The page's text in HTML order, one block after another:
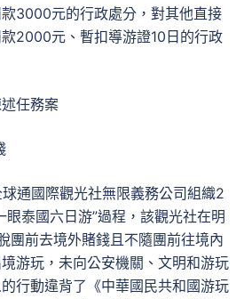
3000元的行政處分，對其他直接
2000元、暫扣導游證10日的行政
任務案
通國際觀光社無限義務公司組織2
眼泰國六日游”過程，該觀光社在明
團前去境外賭錢且不隨團前往境內
游玩，未向公安機關、文明和游玩
行動違背了《中華國民共和國游玩